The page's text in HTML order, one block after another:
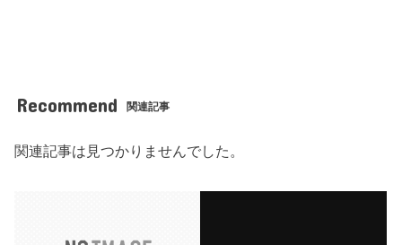
Recommend 関連記事
関連記事は見つかりませんでした。